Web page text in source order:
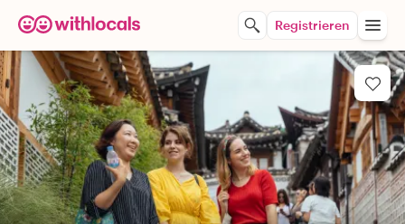
Registrieren